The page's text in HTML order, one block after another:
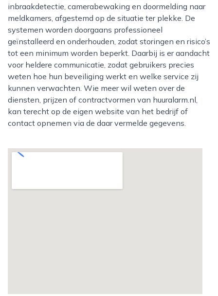
inbraakdetectie, camerabewaking en doormelding naar
meldkamers, afgestemd op de situatie ter plekke. De
systemen worden doorgaans professioneel
geïnstalleerd en onderhouden, zodat storingen en risico’s
tot een minimum worden beperkt. Daarbij is er aandacht
voor heldere communicatie, zodat gebruikers precies
weten hoe hun beveiliging werkt en welke service zij
kunnen verwachten. Wie meer wil weten over de
diensten, prijzen of contractvormen van huuralarm.nl,
kan terecht op de eigen website van het bedrijf of
contact opnemen via de daar vermelde gegevens.